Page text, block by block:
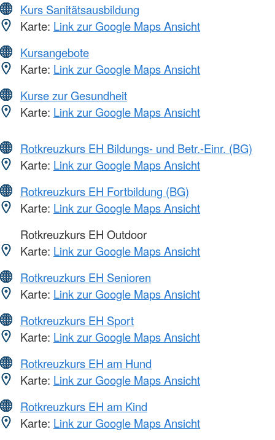
Kurs Sanitätsausbildung
Karte: Link zur Google Maps Ansicht
Kursangebote
Karte: Link zur Google Maps Ansicht
Kurse zur Gesundheit
Karte: Link zur Google Maps Ansicht
Rotkreuzkurs EH Bildungs- und Betr.-Einr. (BG)
Karte: Link zur Google Maps Ansicht
Rotkreuzkurs EH Fortbildung (BG)
Karte: Link zur Google Maps Ansicht
Rotkreuzkurs EH Outdoor
Karte: Link zur Google Maps Ansicht
Rotkreuzkurs EH Senioren
Karte: Link zur Google Maps Ansicht
Rotkreuzkurs EH Sport
Karte: Link zur Google Maps Ansicht
Rotkreuzkurs EH am Hund
Karte: Link zur Google Maps Ansicht
Rotkreuzkurs EH am Kind
Karte: Link zur Google Maps Ansicht